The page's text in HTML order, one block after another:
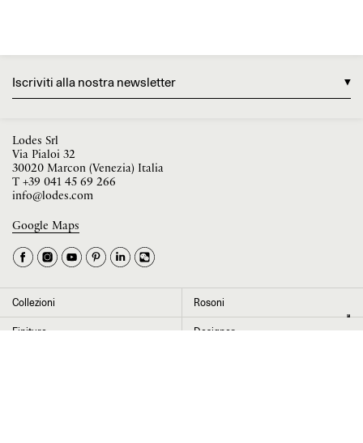
Iscriviti alla nostra newsletter
newsletter
Cliccando su “Invia” dichiaro di aver letto e accettato l’
Lodes Srl
Via Pialoi 32
30020 Marcon (Venezia) Italia
T +39 041 45 69 266
info@lodes.com
Google Maps
Collezioni Rosoni
Finiture Designer